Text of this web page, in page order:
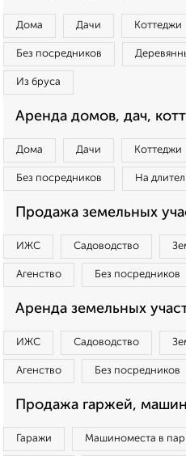
Дома Дачи Коттеджи
Без посредников
Из бруса
Аренда домов, дач,
Дома Дачи Коттеджи
Без посредников На
Продажа земельных
ИЖС Садоводство
Агенство Без посредников
Аренда земельных
ИЖС Садоводство
Агенство Без посредников
Продажа гаржей,
Гаражи Машиноместа в